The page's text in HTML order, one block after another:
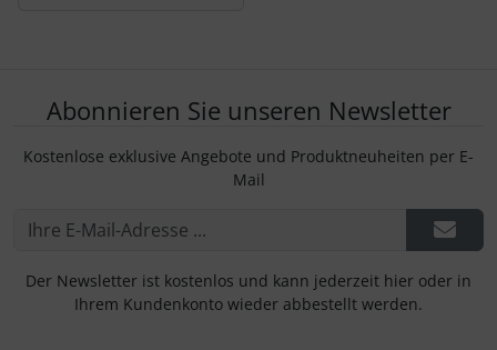
Abonnieren Sie unseren Newsletter
Kostenlose exklusive Angebote und Produktneuheiten per E-
Mail
Der Newsletter ist kostenlos und kann jederzeit hier oder in
Ihrem Kundenkonto wieder abbestellt werden.